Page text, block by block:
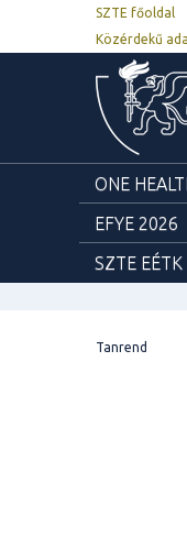
SZTE főoldal
Közérdekű
ONE
EFYE 2026
SZTE EÉTK
Tanrend